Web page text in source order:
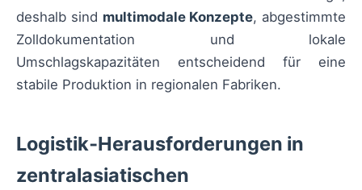
deshalb sind multimodale Konzepte, abgestimmte
Zolldokumentation und lokale
Umschlagskapazitäten entscheidend für eine
stabile Produktion in regionalen Fabriken.
Logistik‑Herausforderungen in
zentralasiatischen